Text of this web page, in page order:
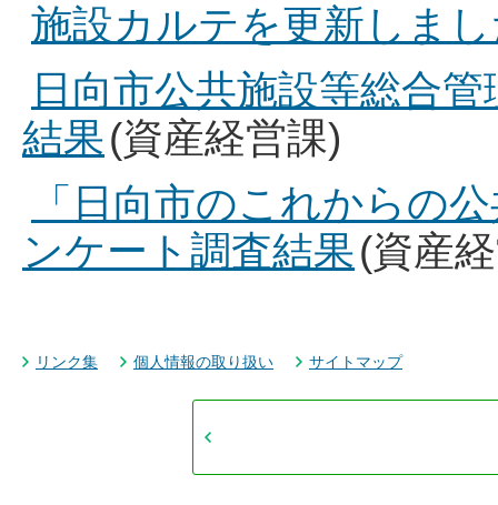
施設カルテを更新しま
日向市公共施設等総合
結果(資産経営課)
「日向市のこれからの
ンケート調査結果(資産
リンク集 個人情報の取り扱い サイトマップ